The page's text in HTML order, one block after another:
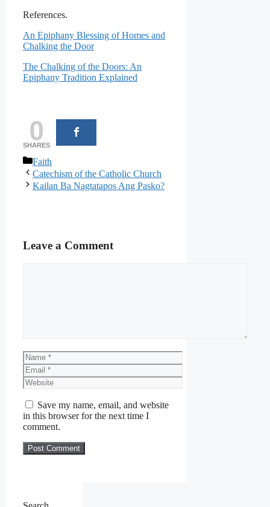
References.
An Epiphany Blessing of Homes and
Chalking the Door
The Chalking of the Doors: An
Epiphany Tradition Explained
0
SHARES
Categories
Faith
Catechism of the Catholic Church
Kailan Ba Nagtatapos Ang Pasko?
Leave a Comment
Name
Email
Website
Save my name, email, and website
in this browser for the next time I
comment.